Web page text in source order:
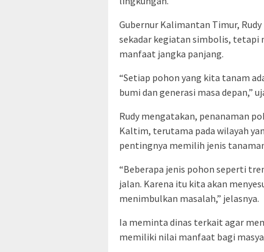
Gubernur Kalimantan Timur,
sekadar kegiatan simbolis, tetapi
manfaat jangka panjang.
“Setiap pohon yang kita tanam
bumi dan generasi masa depan,”
Rudy mengatakan, penanaman
Kaltim, terutama pada wilayah
pentingnya memilih jenis
“Beberapa jenis pohon seperti
jalan. Karena itu kita akan
menimbulkan masalah,” jelasnya.
Ia meminta dinas terkait agar
memiliki nilai manfaat bagi